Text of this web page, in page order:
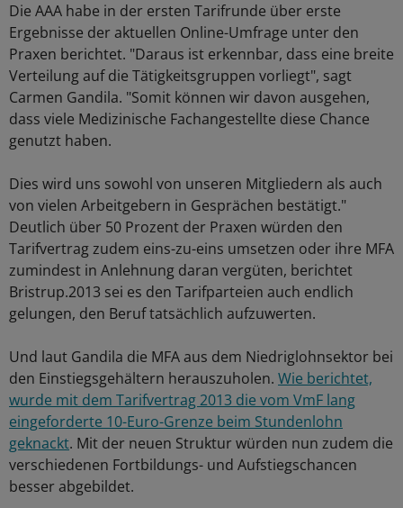
Die AAA habe in der ersten Tarifrunde über erste
Ergebnisse der aktuellen Online-Umfrage unter den
Praxen berichtet. "Daraus ist erkennbar, dass eine breite
Verteilung auf die Tätigkeitsgruppen vorliegt", sagt
Carmen Gandila. "Somit können wir davon ausgehen,
dass viele Medizinische Fachangestellte diese Chance
genutzt haben.
Dies wird uns sowohl von unseren Mitgliedern als auch
von vielen Arbeitgebern in Gesprächen bestätigt."
Deutlich über 50 Prozent der Praxen würden den
Tarifvertrag zudem eins-zu-eins umsetzen oder ihre MFA
zumindest in Anlehnung daran vergüten, berichtet
Bristrup.2013 sei es den Tarifparteien auch endlich
gelungen, den Beruf tatsächlich aufzuwerten.
Und laut Gandila die MFA aus dem Niedriglohnsektor bei
den Einstiegsgehältern herauszuholen. Wie berichtet,
wurde mit dem Tarifvertrag 2013 die vom VmF lang
eingeforderte 10-Euro-Grenze beim Stundenlohn
geknackt. Mit der neuen Struktur würden nun zudem die
verschiedenen Fortbildungs- und Aufstiegschancen
besser abgebildet.